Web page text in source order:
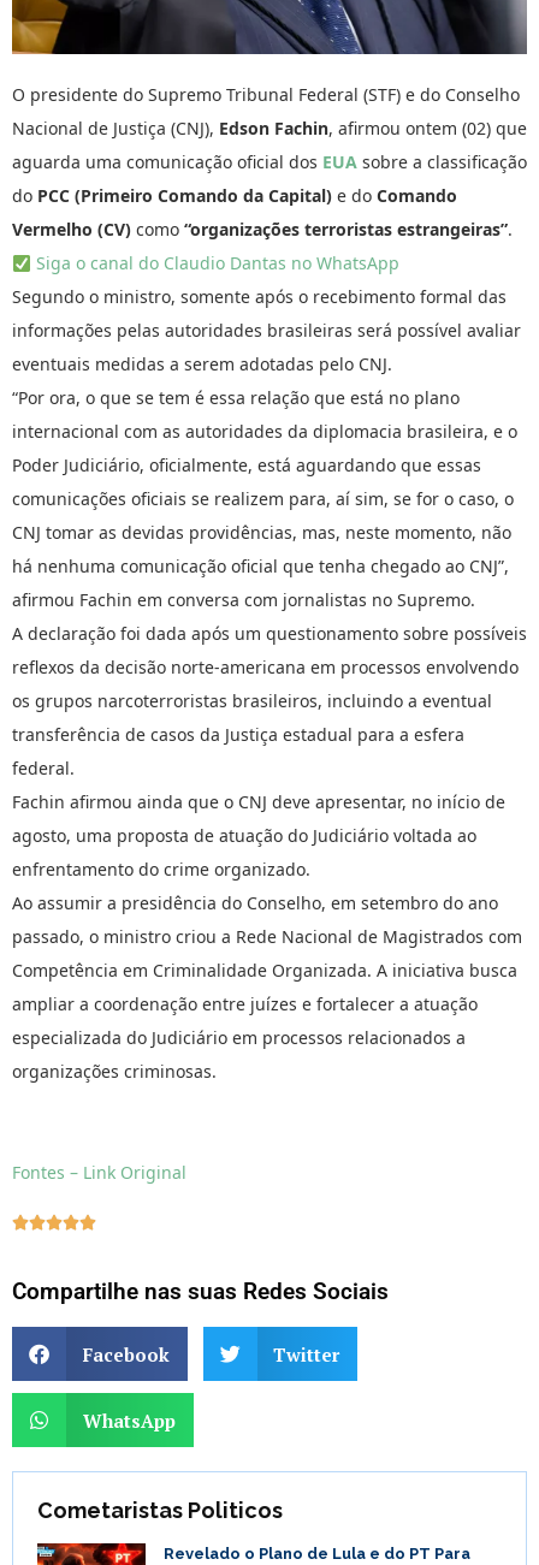
O presidente do Supremo Tribunal Federal (STF) e do Conselho
Nacional de Justiça (CNJ), Edson Fachin, afirmou ontem (02) que
aguarda uma comunicação oficial dos EUA sobre a classificação
do PCC (Primeiro Comando da Capital) e do Comando
Vermelho (CV) como “organizações terroristas estrangeiras”.
Siga o canal do Claudio Dantas no WhatsApp
Segundo o ministro, somente após o recebimento formal das
informações pelas autoridades brasileiras será possível avaliar
eventuais medidas a serem adotadas pelo CNJ.
“Por ora, o que se tem é essa relação que está no plano
internacional com as autoridades da diplomacia brasileira, e o
Poder Judiciário, oficialmente, está aguardando que essas
comunicações oficiais se realizem para, aí sim, se for o caso, o
CNJ tomar as devidas providências, mas, neste momento, não
há nenhuma comunicação oficial que tenha chegado ao CNJ”,
afirmou Fachin em conversa com jornalistas no Supremo.
A declaração foi dada após um questionamento sobre possíveis
reflexos da decisão norte-americana em processos envolvendo
os grupos narcoterroristas brasileiros, incluindo a eventual
transferência de casos da Justiça estadual para a esfera
federal.
Fachin afirmou ainda que o CNJ deve apresentar, no início de
agosto, uma proposta de atuação do Judiciário voltada ao
enfrentamento do crime organizado.
Ao assumir a presidência do Conselho, em setembro do ano
passado, o ministro criou a Rede Nacional de Magistrados com
Competência em Criminalidade Organizada. A iniciativa busca
ampliar a coordenação entre juízes e fortalecer a atuação
especializada do Judiciário em processos relacionados a
organizações criminosas.
Fontes – Link Original

Compartilhe nas suas Redes Sociais
Facebook Twitter
WhatsApp
Cometaristas Politicos
Revelado o Plano de Lula e do PT Para